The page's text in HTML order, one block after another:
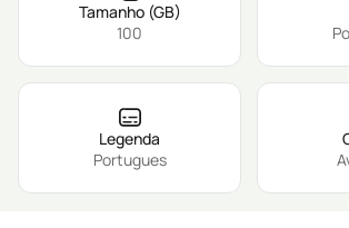
Tamanho (GB)
100
Legenda
Portugues